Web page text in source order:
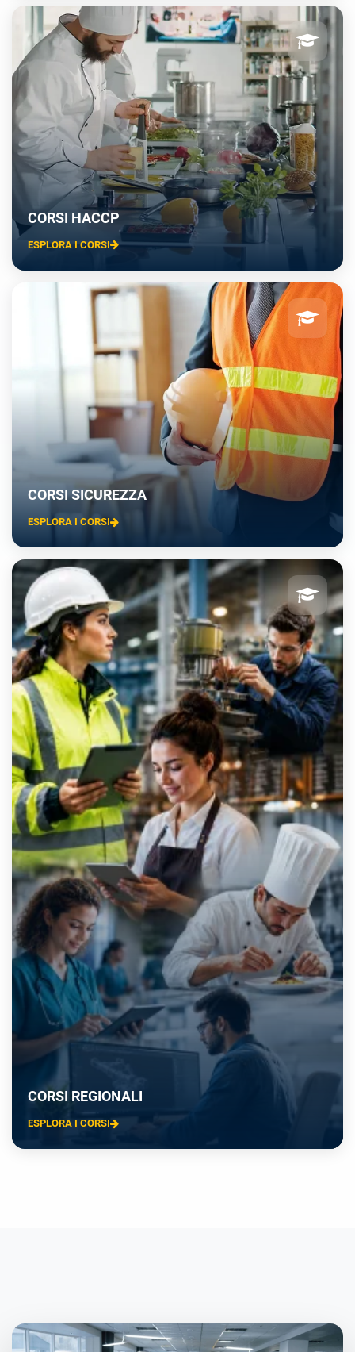
CORSI HACCP
ESPLORA I CORSI
CORSI SICUREZZA
ESPLORA I CORSI
CORSI REGIONALI
ESPLORA I CORSI
Cookie necessari Sempre attivi
Indispensabili al funzionamento del sito (sessione,